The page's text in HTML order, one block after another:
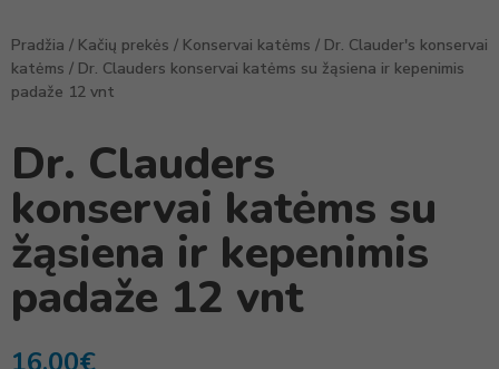
Pradžia / Kačių prekės / Konservai katėms / Dr. Clauder's konservai
katėms / Dr. Clauders konservai katėms su žąsiena ir kepenimis
padaže 12 vnt
Dr. Clauders
konservai katėms su
žąsiena ir kepenimis
padaže 12 vnt